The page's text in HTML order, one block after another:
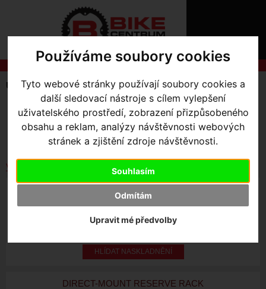
Používáme soubory cookies
Tyto webové stránky používají soubory cookies a
další sledovací nástroje s cílem vylepšení
uživatelského prostředí, zobrazení přizpůsobeného
obsahu a reklam, analýzy návštěvnosti webových
stránek a zjištění zdroje návštěvnosti.
Souhlasím
Odmítám
Upravit mé předvolby
KONTAKT
NÁSO
REGISTRACE
ZTRATILI
Úvodní strana Komponenty Sedla Příslušenství
SKLADEM V OLOMOUCI
Seřadit podle:
Ceny
Názvu Data
Vybrat dle výrobce
HLÍDAT NASKLADNĚNÍ
DIRECT-MOUNT RESERVE RACK